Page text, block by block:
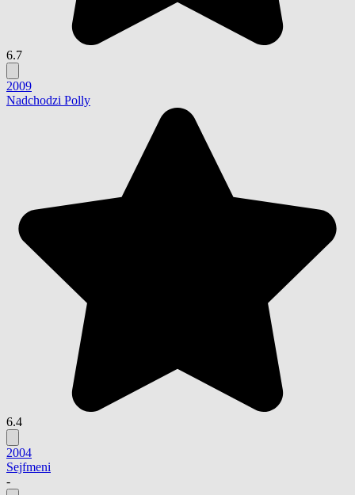
6.7
2009
Nadchodzi Polly
6.4
2004
Sejfmeni
-